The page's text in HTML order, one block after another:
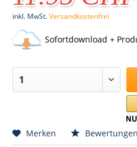
inkl. MwSt.Versandkostenfrei
Sofortdownload +
Merken Bewertungen